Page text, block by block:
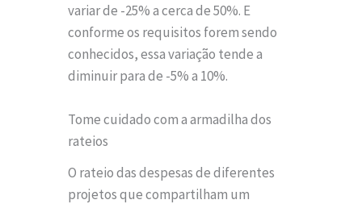
variar de -25% a cerca de 50%. E
conforme os requisitos forem sendo
conhecidos, essa variação tende a
diminuir para de -5% a 10%.
Tome cuidado com a armadilha dos
rateios
O rateio das despesas de diferentes
projetos que compartilham um